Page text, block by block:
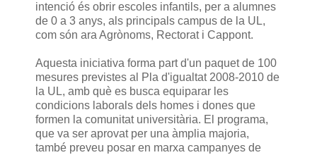
intenció és obrir escoles infantils, per a alumnes
de 0 a 3 anys, als principals campus de la UL,
com són ara Agrònoms, Rectorat i Cappont.
Aquesta iniciativa forma part d'un paquet de 100
mesures previstes al Pla d'igualtat 2008-2010 de
la UL, amb què es busca equiparar les
condicions laborals dels homes i dones que
formen la comunitat universitària. El programa,
que va ser aprovat per una àmplia majoria,
també preveu posar en marxa campanyes de